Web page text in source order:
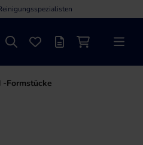
SucheFavoritenAngebotslisteMenü
-Formstücke